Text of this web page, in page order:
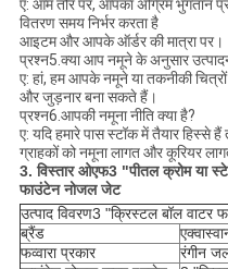
ए: आम तौर पर, आपका अग्रिम भुगतान
वितरण समय निर्भर करता है
आइटम और आपके ऑर्डर की मात्रा पर।
प्रश्न5.क्या आप नमूने के अनुसार
ए: हां, हम आपके नमूने या तकनीकी
और जुड़नार बना सकते हैं।
प्रश्न6.आपकी नमूना नीति क्या है?
ए: यदि हमारे पास स्टॉक में तैयार
ग्राहकों को नमूना लागत और कूरियर
3. विस्तार ओएफ3 "पीतल क्रोम या
फाउंटेन नोजल जेट
उत्पाद विवरण3 "क्रिस्टल बॉल वाटर
ब्रैंड
फव्वारा प्रकार
रंगीन